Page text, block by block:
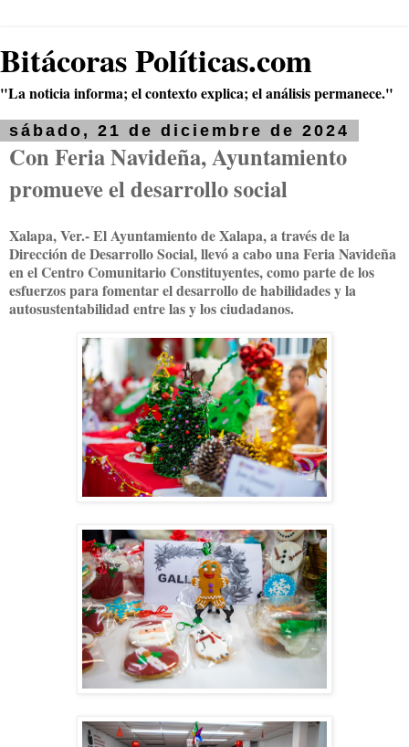
Bitácoras Políticas.com
"La noticia informa; el contexto explica; el análisis permanece."
sábado, 21 de diciembre de 2024
Con Feria Navideña, Ayuntamiento
promueve el desarrollo social
Xalapa, Ver.- El Ayuntamiento de Xalapa, a través de la
Dirección de Desarrollo Social, llevó a cabo una Feria Navideña
en el Centro Comunitario Constituyentes, como parte de los
esfuerzos para fomentar el desarrollo de habilidades y la
autosustentabilidad entre las y los ciudadanos.